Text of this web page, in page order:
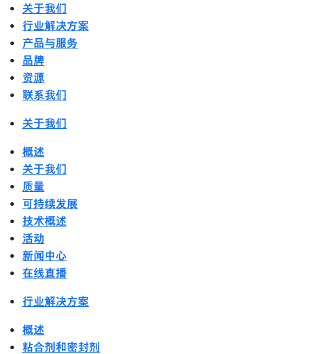
关于我们
行业解决方案
产品与服务
品牌
资源
联系我们
关于我们
概述
关于我们
质量
可持续发展
技术概述
活动
新闻中心
在线直播
行业解决方案
概述
粘合剂和密封剂